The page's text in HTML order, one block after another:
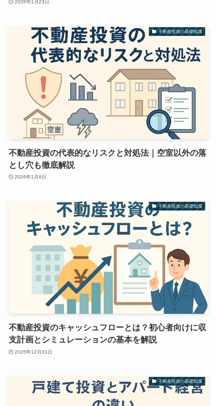
2026年1月23日
不動産投資の基礎知識
不動産投資の代表的なリスクと対処法｜空室以外の落
とし穴も徹底解説
2026年1月8日
不動産投資の基礎知識
不動産投資のキャッシュフローとは？初心者向けに収
支計画とシミュレーションの基本を解説
2025年12月31日
不動産投資の基礎知識